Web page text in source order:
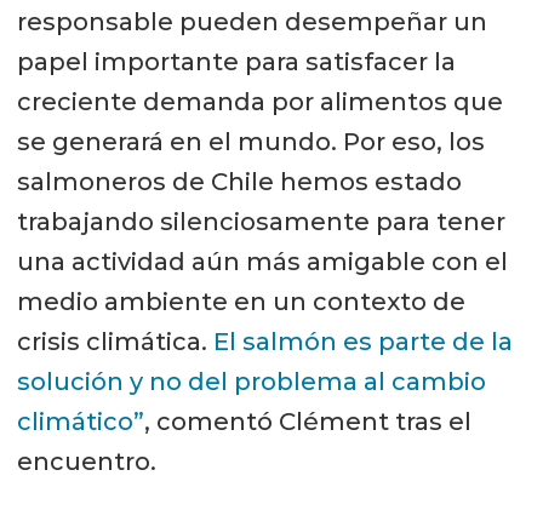
responsable pueden desempeñar un
papel importante para satisfacer la
creciente demanda por alimentos que
se generará en el mundo. Por eso, los
salmoneros de Chile hemos estado
trabajando silenciosamente para tener
una actividad aún más amigable con el
medio ambiente en un contexto de
crisis climática. El salmón es parte de la
solución y no del problema al cambio
climático”, comentó Clément tras el
encuentro.